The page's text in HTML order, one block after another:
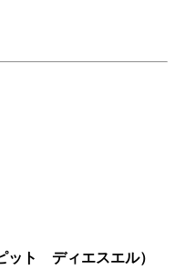
ット ディエスエル）